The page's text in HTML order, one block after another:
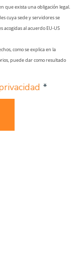
que exista una obligación legal.
cuya sede y servidores se
al acuerdo EU-US
como se explica en la
puede dar como resultado
*